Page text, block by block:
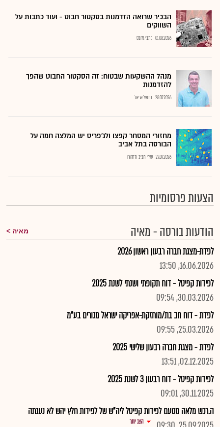
הבכיר שרואה הזדמנות בסקטור חבוט - ועוד כתבות על
השווקים
01.08.2026 כתבי גלובס
מנהל ההשקעות שבטוח: זה הסקטור החבוט שהפך
להזדמנות
28.07.2026 נתנאל אריאל
מחזורי המסחר קפצו ולג'פריס יש המלצה חמה על
הבורסה בתל אביב
27.07.2026 שירי חביב-ולדהורן
הצעות פרסומיות
הודעות בורסה - מאיה
מאיה
לפדת-מצגת חברה רבעון ראשון 2026
16.06.2026, 13:50
לפידות קפיטל - דוח תקופתי ושנתי לשנת 2025
30.03.2026, 09:54
לפדת - דוח חב בת/מוחזקת-אפריקה ישראל מגורים בע"מ
25.03.2026, 09:55
לפדת - מצגת חברה רבעון שלישי 2025
02.12.2025, 13:51
לפידות קפיטל - דוח רבעון 3 לשנת 2025
30.11.2025, 09:01
ה.רכש מלאה מטעם לפידות קפיטל ליה"ש של לפידות חלץ יהש לא נענתה
הצג יותר